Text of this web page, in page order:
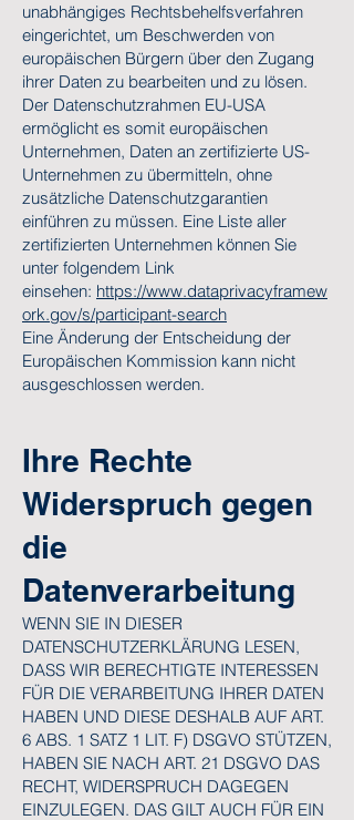
unabhängiges Rechtsbehelfsverfahren
eingerichtet, um Beschwerden von
europäischen Bürgern über den Zugang
ihrer Daten zu bearbeiten und zu lösen.
Der Datenschutzrahmen EU-USA
ermöglicht es somit europäischen
Unternehmen, Daten an zertifizierte US-
Unternehmen zu übermitteln, ohne
zusätzliche Datenschutzgarantien
einführen zu müssen. Eine Liste aller
zertifizierten Unternehmen können Sie
unter folgendem Link
einsehen: https://www.dataprivacyframew
ork.gov/s/participant-search
Eine Änderung der Entscheidung der
Europäischen Kommission kann nicht
ausgeschlossen werden.
Ihre Rechte
Widerspruch gegen
die
Datenverarbeitung
WENN SIE IN DIESER
DATENSCHUTZERKLÄRUNG LESEN,
DASS WIR BERECHTIGTE INTERESSEN
FÜR DIE VERARBEITUNG IHRER DATEN
HABEN UND DIESE DESHALB AUF ART.
6 ABS. 1 SATZ 1 LIT. F) DSGVO STÜTZEN,
HABEN SIE NACH ART. 21 DSGVO DAS
RECHT, WIDERSPRUCH DAGEGEN
EINZULEGEN. DAS GILT AUCH FÜR EIN